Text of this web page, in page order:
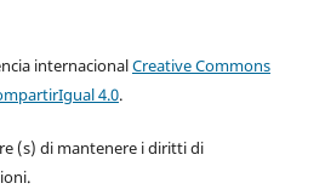
internacionalCreative Commons
4.0.
(s) di mantenere i diritti di